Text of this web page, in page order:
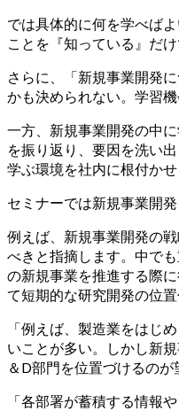
では具体的に何を学べば
ことを『知っている』だ
さらに、「新規事業開発
かも決められない。学習
一方、新規事業開発の中
を振り返り、要因を洗い
学ぶ環境を社内に根付か
セミナーでは新規事業開
例えば、新規事業開発の
べきと指摘します。中で
の新規事業を推進する際
て短期的な研究開発の位
「例えば、製造業をはじ
いことが多い。しかし新
＆D部門を位置づけるのが
「各部署が蓄積する情報